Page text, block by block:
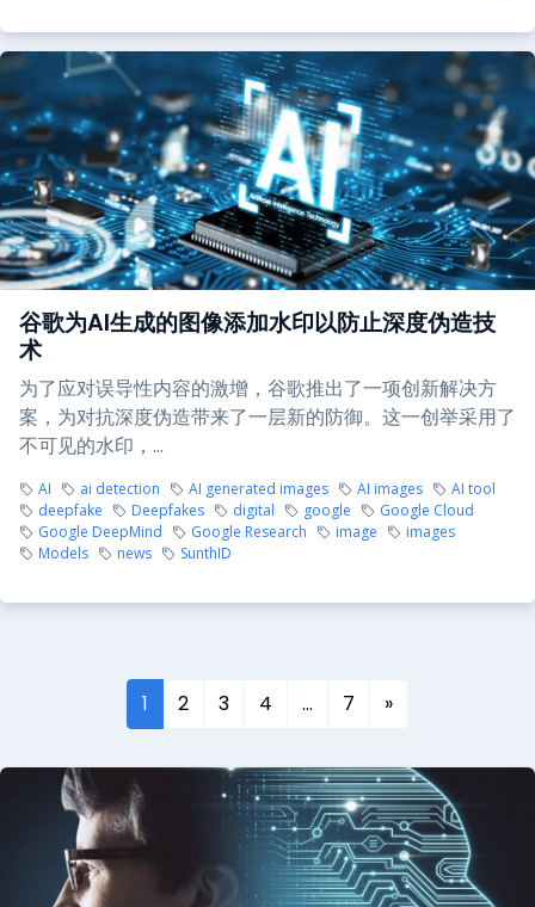
谷歌为AI生成的图像添加水印以防止深度伪造技
术
为了应对误导性内容的激增，谷歌推出了一项创新解决方
案，为对抗深度伪造带来了一层新的防御。这一创举采用了
不可见的水印，...
AI ai detection AI generated images AI images
AI tool
deepfake
Deepfakes digital google
Google Cloud
Google DeepMind
Google Research image
images
Models
news SunthID
1 2 3 4 … 7 »